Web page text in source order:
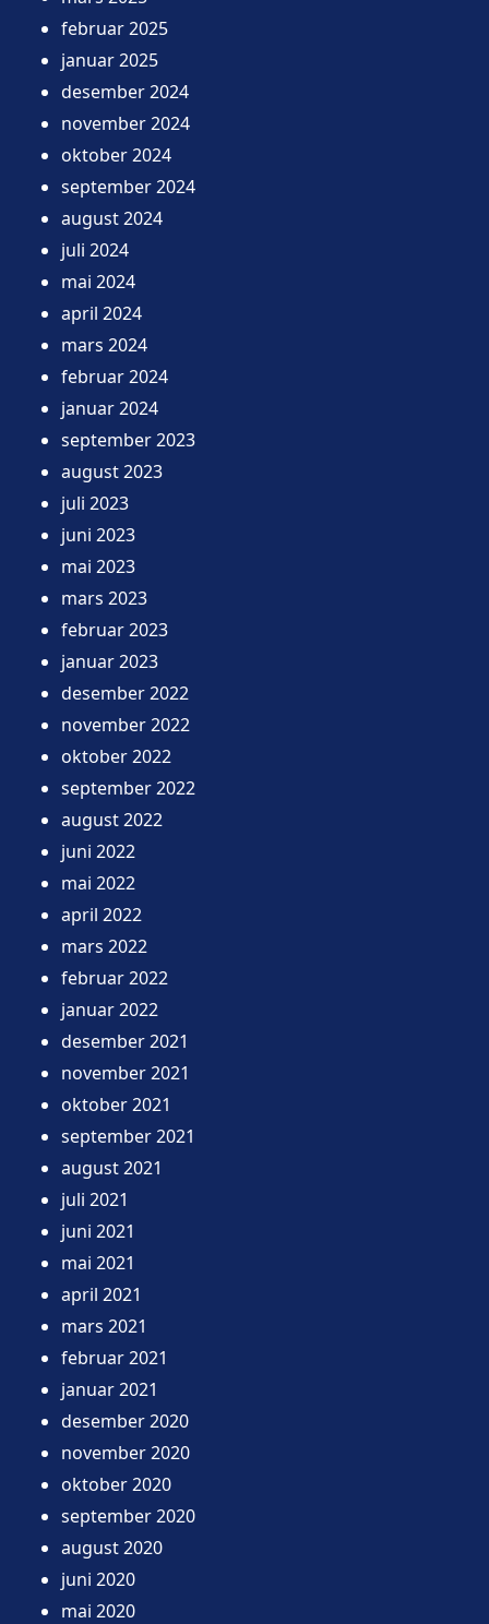
februar 2025
januar 2025
desember 2024
november 2024
oktober 2024
september 2024
august 2024
juli 2024
mai 2024
april 2024
mars 2024
februar 2024
januar 2024
september 2023
august 2023
juli 2023
juni 2023
mai 2023
mars 2023
februar 2023
januar 2023
desember 2022
november 2022
oktober 2022
september 2022
august 2022
juni 2022
mai 2022
april 2022
mars 2022
februar 2022
januar 2022
desember 2021
november 2021
oktober 2021
september 2021
august 2021
juli 2021
juni 2021
mai 2021
april 2021
mars 2021
februar 2021
januar 2021
desember 2020
november 2020
oktober 2020
september 2020
august 2020
juni 2020
mai 2020